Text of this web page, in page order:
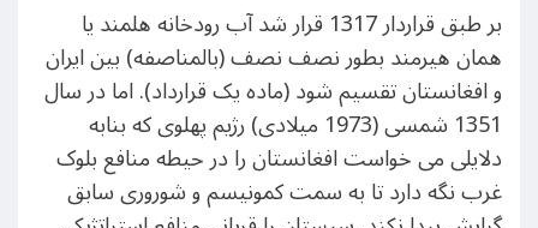
بر طبق قراردار 1317 قرار شد آب رودخانه هلمند یا
همان هیرمند بطور نصف نصف (بالمناصفه) بین ایران
و افغانستان تقسیم شود (ماده یک قرارداد). اما در سال
1351 شمسی (1973 میلادی) رژیم پهلوی که بنابه
دلایلی می خواست افغانستان را در حیطه منافع بلوک
غرب نگه دارد تا به سمت کمونیسم و شوروری سابق